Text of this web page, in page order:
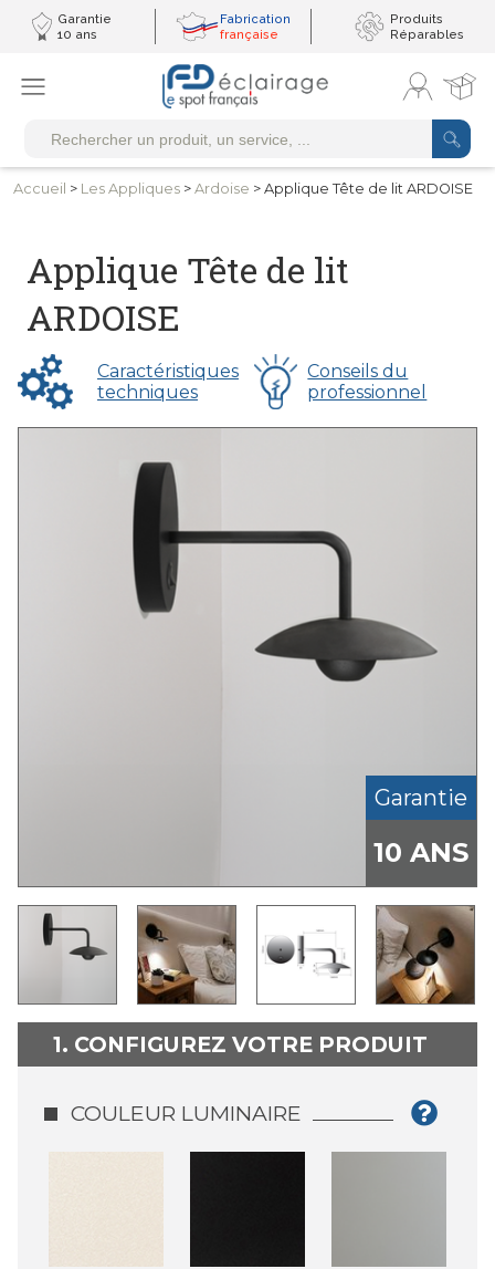
Garantie
10 ans
Fabrication
française
Produits
Réparables
Accueil > Les Appliques > Ardoise > Applique Tête de lit ARDOISE
Applique Tête de lit
ARDOISE
Caractéristiques
techniques
Conseils du
professionnel
Garantie
10 ANS
1. CONFIGUREZ VOTRE PRODUIT
COULEUR LUMINAIRE